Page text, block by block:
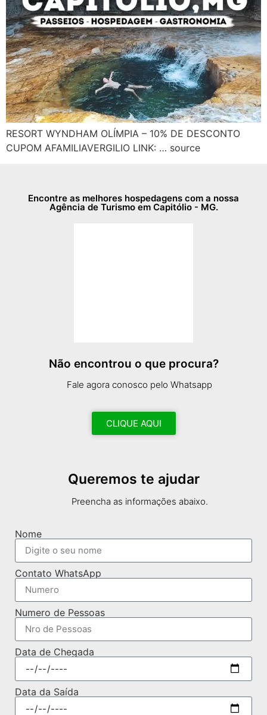
RESORT WYNDHAM OLÍMPIA – 10% DE DESCONTO
CUPOM AFAMILIAVERGILIO LINK: … source
Encontre as melhores hospedagens com a nossa
Agência de Turismo em Capitólio - MG.
Não encontrou o que procura?
Fale agora conosco pelo Whatsapp
CLIQUE AQUI
Queremos te ajudar
Preencha as informações abaixo.
Nome
Contato WhatsApp
Numero de Pessoas
Data de Chegada
Data da Saída